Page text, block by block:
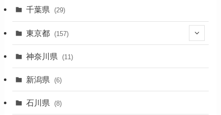
(3)
千葉県 (29)
東京都 (157)
(36)
(11)
(31)
神奈川県 (11)
新潟県 (6)
石川県 (8)